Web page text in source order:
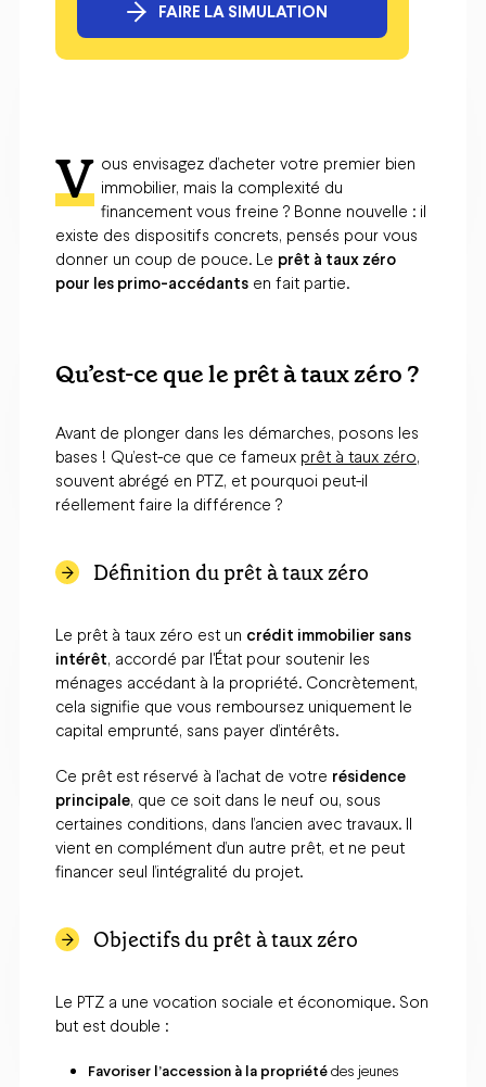
FAIRE LA SIMULATION
V ous envisagez d’acheter votre premier bien
immobilier, mais la complexité du
financement vous freine ? Bonne nouvelle : il
existe des dispositifs concrets, pensés pour vous
donner un coup de pouce. Le prêt à taux zéro
pour les primo-accédantsen fait partie.
Qu’est-ce que le prêt à taux zéro ?
Avant de plonger dans les démarches, posons les
bases ! Qu’est-ce que ce fameux prêt à taux zéro,
souvent abrégé en PTZ, et pourquoi peut-il
réellement faire la différence ?
Définition du prêt à taux zéro
Le prêt à taux zéro est un crédit immobilier sans
intérêt, accordé par l'État pour soutenir les
ménages accédant à la propriété. Concrètement,
cela signifie que vous remboursez uniquement le
capital emprunté, sans payer d’intérêts.
Ce prêt est réservé à l’achat de votre résidence
principale, que ce soit dans le neuf ou, sous
certaines conditions, dans l’ancien avec travaux. Il
vient en complément d’un autre prêt, et ne peut
financer seul l’intégralité du projet.
Objectifs du prêt à taux zéro
Le PTZ a une vocation sociale et économique. Son
but est double :
Favoriser l’accession à la propriétédes jeunes